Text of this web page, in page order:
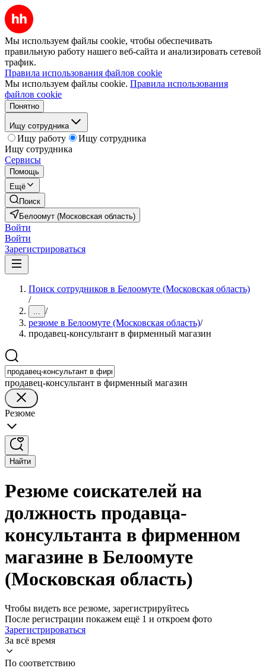
Мы используем файлы cookie, чтобы обеспечивать
правильную работу нашего веб-сайта и анализировать сетевой
трафик.
Правила использования файлов cookie
Мы используем файлы cookie. Правила использования
файлов cookie
Понятно
Ищу сотрудника
Ищу работу
Ищу сотрудника
Ищу сотрудника
Сервисы
Помощь
Ещё
Поиск
Белоомут (Московская область)
Войти
Войти
Зарегистрироваться
Поиск сотрудников в Белоомуте (Московская область)
/
... /
резюме в Белоомуте (Московская область)/
продавец-консультант в фирменный магазин
продавец-консультант в фирменный магазин
Резюме
Найти
Резюме соискателей на
должность продавца-
консультанта в фирменном
магазине в Белоомуте
(Московская область)
Чтобы видеть все резюме, зарегистрируйтесь
После регистрации покажем ещё 1 и откроем фото
Зарегистрироваться
За всё время
По соответствию